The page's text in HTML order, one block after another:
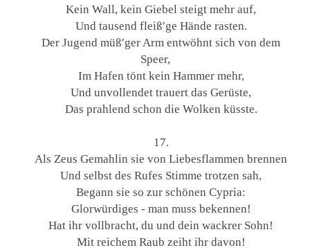
Kein Wall, kein Giebel steigt mehr auf,
Und tausend fleiß′ge Hände rasten.
Der Jugend müß′ger Arm entwöhnt sich von dem
Speer,
Im Hafen tönt kein Hammer mehr,
Und unvollendet trauert das Gerüste,
Das prahlend schon die Wolken küsste.
17.
Als Zeus Gemahlin sie von Liebesflammen brennen
Und selbst des Rufes Stimme trotzen sah,
Begann sie so zur schönen Cypria:
Glorwürdiges - man muss bekennen!
Hat ihr vollbracht, du und dein wackrer Sohn!
Mit reichem Raub zeiht ihr davon!